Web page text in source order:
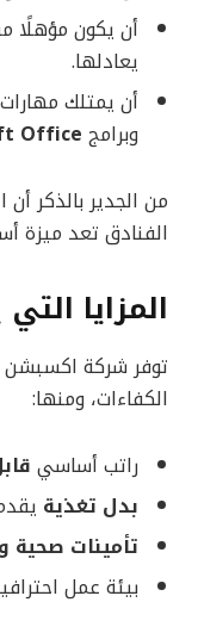
أن يكون مؤهلًا
يعادلها.
أن يمتلك
وبرامجOffice
من الجدير بالذكر
الفنادق تعد ميزة
المزايا
توفر شركة اكسبشن
الكفاءات، ومنها:
راتب أساسي
بدل تغذية
تأمينات صحية
بيئة عمل